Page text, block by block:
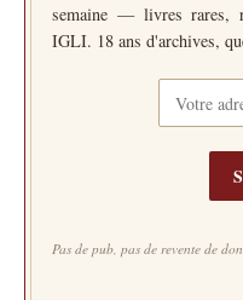
semaine — livres rares,
IGLI. 18 ans d'archives,
Pas de pub, pas de revente de